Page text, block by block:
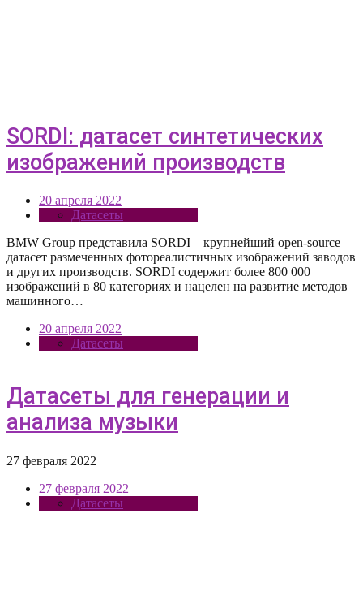
SORDI: датасет синтетических
изображений производств
20 апреля 2022
Датасеты
BMW Group представила SORDI – крупнейший open-source
датасет размеченных фотореалистичных изображений заводов
и других производств. SORDI содержит более 800 000
изображений в 80 категориях и нацелен на развитие методов
машинного…
20 апреля 2022
Датасеты
Датасеты для генерации и
анализа музыки
27 февраля 2022
27 февраля 2022
Датасеты